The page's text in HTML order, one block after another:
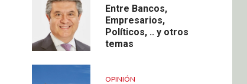
Entre Bancos,
Empresarios,
Políticos, .. y otros
temas
OPINIÓN